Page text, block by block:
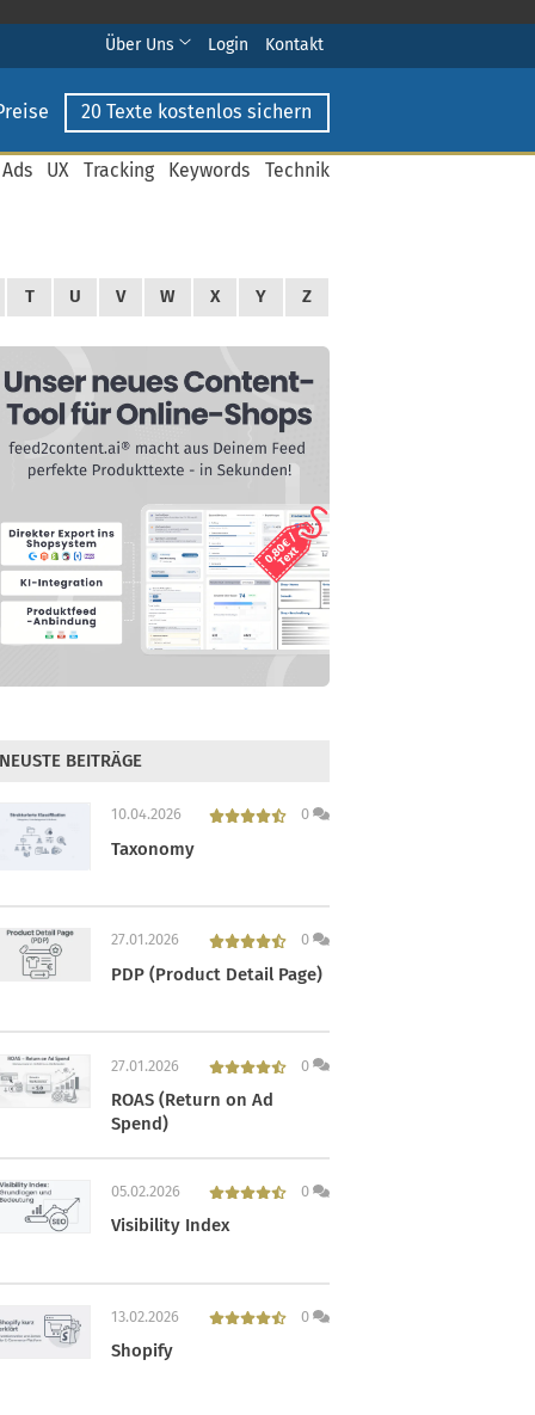
Über Uns Login Kontakt
20 Texte kostenlos sichern
UX Tracking Keywords Technik
T U V W X Y Z
NEUSTE BEITRÄGE
10.04.2026 0
Taxonomy
27.01.2026 0
PDP (Product Detail Page)
27.01.2026 0
ROAS (Return on Ad
Spend)
05.02.2026 0
Visibility Index
13.02.2026 0
Shopify